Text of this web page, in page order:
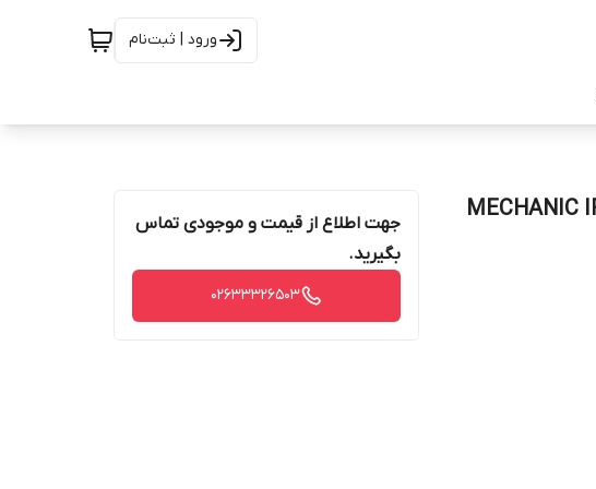
ورود | ثبت‌نام
جهت اطلاع از قیمت و موجودی تماس
بگیرید.
02633326503